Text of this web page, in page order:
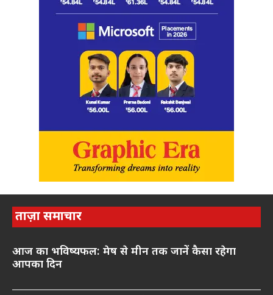
ताज़ा समाचार
आज का भविष्यफल: मेष से मीन तक जानें कैसा रहेगा
आपका दिन